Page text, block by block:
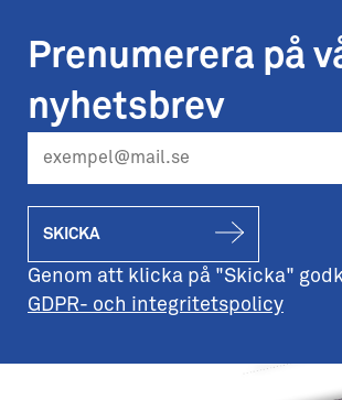
Prenumerera på
nyhetsbrev
SKICKA
Genom att klicka på "Skicka"
GDPR- och integritetspolicy